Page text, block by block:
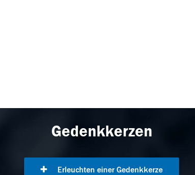
Gedenkkerzen
Erleuchten einer Gedenkkerze